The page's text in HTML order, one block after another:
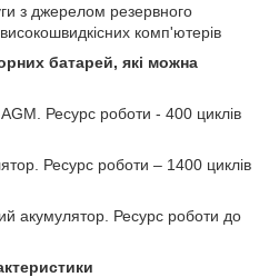
з джерелом резервного
комп'ютерів
батарей, які можна
Ресурс роботи - 400 циклів
Ресурс роботи – 1400 циклів
акумулятор. Ресурс роботи до